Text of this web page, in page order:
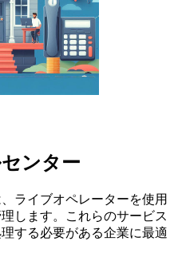
ンター
ライブオペレーターを使用
します。これらのサービス
する必要がある企業に最適